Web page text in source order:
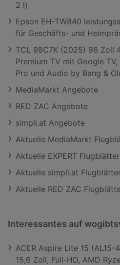
2 l)
Epson EH-TW840
für Geschäfts- und
TCL 98C7K (2025) 98 Zoll
Premium TV mit Google
Pro und Audio by Bang &
MediaMarkt Angebote
RED ZAC Angebote
simpli.at Angebote
Aktuelle MediaMarkt
Aktuelle EXPERT Flugblätter
Aktuelle simpli.at
Aktuelle RED ZAC
Interessantes auf
ACER Aspire Lite 15 (AL15-
15,6 Zoll, Full-HD, AMD